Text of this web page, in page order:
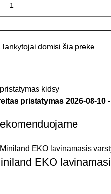
lankytojai domisi šia preke
pristatymas 2026-08-10 -
EKO